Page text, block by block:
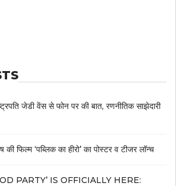
जेडी वेंस से फोन पर की बात, रणनीतिक साझेदारी
की फिल्म ‘पब्लिक का हीरो’ का पोस्टर व टीजर लॉन्च
PARTY’ IS OFFICIALLY HERE: